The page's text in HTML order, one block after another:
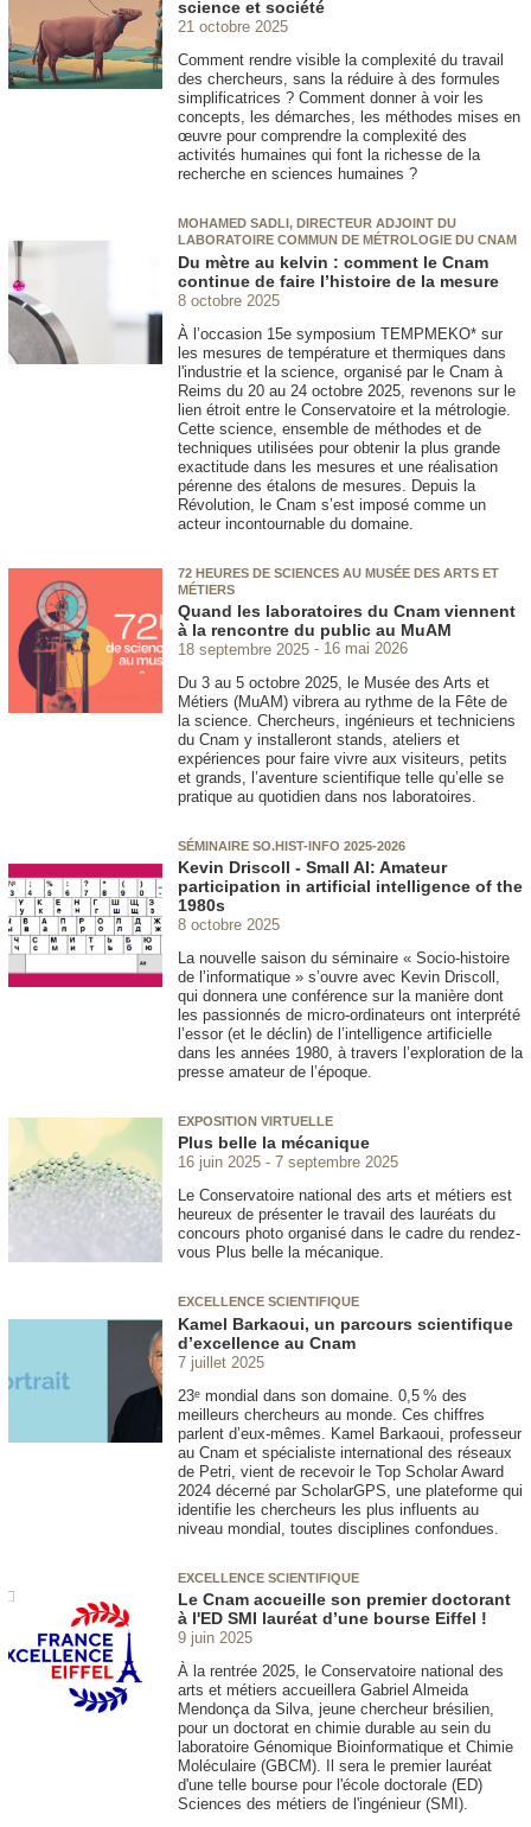
science et société
21 octobre 2025
Comment rendre visible la complexité du travail
des chercheurs, sans la réduire à des formules
simplificatrices ? Comment donner à voir les
concepts, les démarches, les méthodes mises en
œuvre pour comprendre la complexité des
activités humaines qui font la richesse de la
recherche en sciences humaines ?
MOHAMED SADLI, DIRECTEUR ADJOINT DU
LABORATOIRE COMMUN DE MÉTROLOGIE DU CNAM
Du mètre au kelvin : comment le Cnam
continue de faire l’histoire de la mesure
8 octobre 2025
À l’occasion 15e symposium TEMPMEKO* sur
les mesures de température et thermiques dans
l'industrie et la science, organisé par le Cnam à
Reims du 20 au 24 octobre 2025, revenons sur le
lien étroit entre le Conservatoire et la métrologie.
Cette science, ensemble de méthodes et de
techniques utilisées pour obtenir la plus grande
exactitude dans les mesures et une réalisation
pérenne des étalons de mesures. Depuis la
Révolution, le Cnam s’est imposé comme un
acteur incontournable du domaine.
72 HEURES DE SCIENCES AU MUSÉE DES ARTS ET
MÉTIERS
Quand les laboratoires du Cnam viennent
à la rencontre du public au MuAM
18 septembre 2025
16 mai 2026
Du 3 au 5 octobre 2025, le Musée des Arts et
Métiers (MuAM) vibrera au rythme de la Fête de
la science. Chercheurs, ingénieurs et techniciens
du Cnam y installeront stands, ateliers et
expériences pour faire vivre aux visiteurs, petits
et grands, l’aventure scientifique telle qu’elle se
pratique au quotidien dans nos laboratoires.
SÉMINAIRE SO.HIST-INFO 2025-2026
Kevin Driscoll - Small AI: Amateur
participation in artificial intelligence of the
1980s
8 octobre 2025
La nouvelle saison du séminaire « Socio-histoire
de l’informatique » s’ouvre avec Kevin Driscoll,
qui donnera une conférence sur la manière dont
les passionnés de micro-ordinateurs ont interprété
l’essor (et le déclin) de l’intelligence artificielle
dans les années 1980, à travers l’exploration de la
presse amateur de l’époque.
EXPOSITION VIRTUELLE
Plus belle la mécanique
16 juin 2025
7 septembre 2025
Le Conservatoire national des arts et métiers est
heureux de présenter le travail des lauréats du
concours photo organisé dans le cadre du rendez-
vous Plus belle la mécanique.
EXCELLENCE SCIENTIFIQUE
Kamel Barkaoui, un parcours scientifique
d’excellence au Cnam
7 juillet 2025
23ᵉ mondial dans son domaine. 0,5 % des
meilleurs chercheurs au monde. Ces chiffres
parlent d’eux-mêmes. Kamel Barkaoui, professeur
au Cnam et spécialiste international des réseaux
de Petri, vient de recevoir le Top Scholar Award
2024 décerné par ScholarGPS, une plateforme qui
identifie les chercheurs les plus influents au
niveau mondial, toutes disciplines confondues.
EXCELLENCE SCIENTIFIQUE
Le Cnam accueille son premier doctorant
à l'ED SMI lauréat d’une bourse Eiffel !
9 juin 2025
À la rentrée 2025, le Conservatoire national des
arts et métiers accueillera Gabriel Almeida
Mendonça da Silva, jeune chercheur brésilien,
pour un doctorat en chimie durable au sein du
laboratoire Génomique Bioinformatique et Chimie
Moléculaire (GBCM). Il sera le premier lauréat
d'une telle bourse pour l'école doctorale (ED)
Sciences des métiers de l'ingénieur (SMI).